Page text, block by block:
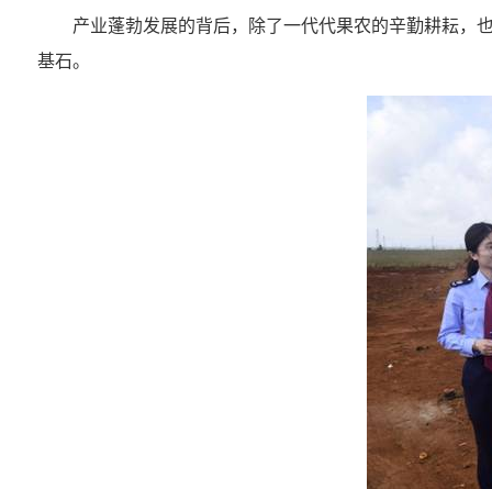
产业蓬勃发展的背后，除了一代代果农的辛勤耕耘，
基石。